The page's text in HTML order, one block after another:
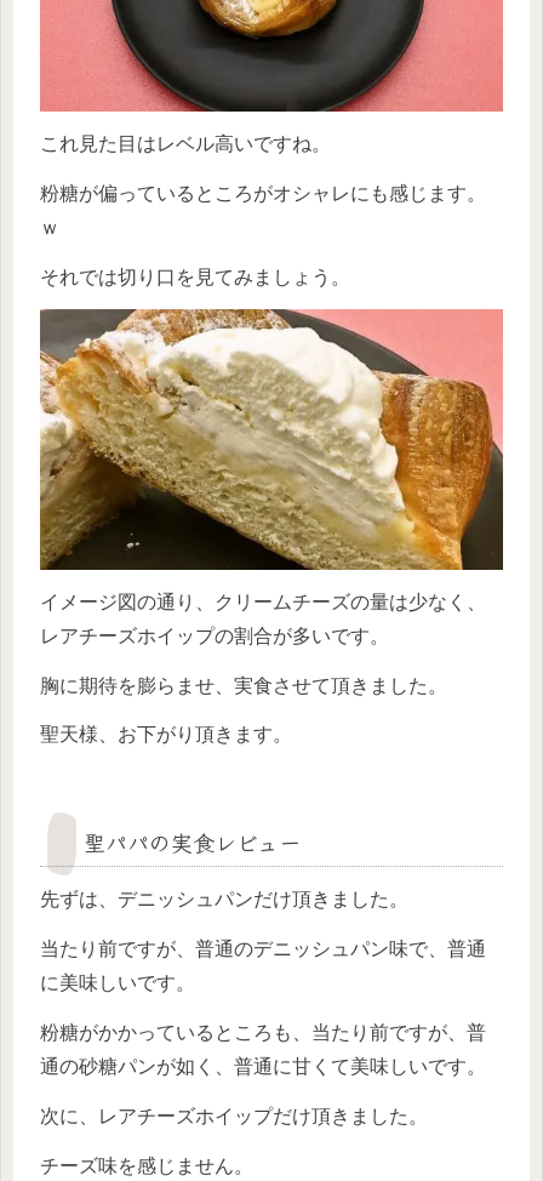
これ見た目はレベル高いですね。
粉糖が偏っているところがオシャレにも感じます。
ｗ
それでは切り口を見てみましょう。
イメージ図の通り、クリームチーズの量は少なく、
レアチーズホイップの割合が多いです。
胸に期待を膨らませ、実食させて頂きました。
聖天様、お下がり頂きます。
聖パパの実食レビュー
先ずは、デニッシュパンだけ頂きました。
当たり前ですが、普通のデニッシュパン味で、普通
に美味しいです。
粉糖がかかっているところも、当たり前ですが、普
通の砂糖パンが如く、普通に甘くて美味しいです。
次に、レアチーズホイップだけ頂きました。
チーズ味を感じません。